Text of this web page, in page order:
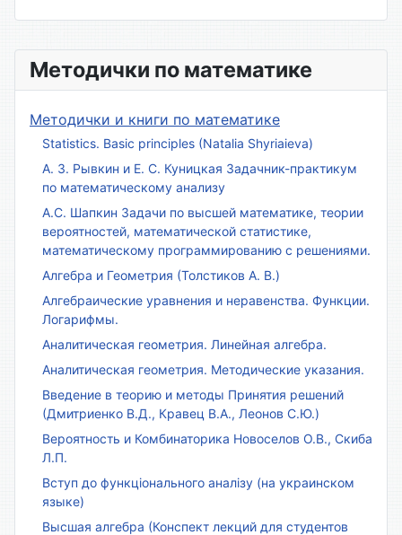
Методички по математике
Методички и книги по математике
Statistics. Basic principles (Natalia Shyriaieva)
А. З. Рывкин и Е. С. Куницкая Задачник-практикум
по математическому анализу
А.С. Шапкин Задачи по высшей математике, теории
вероятностей, математической статистике,
математическому программированию с решениями.
Алгебра и Геометрия (Толстиков А. В.)
Алгебраические уравнения и неравенства. Функции.
Логарифмы.
Аналитическая геометрия. Линейная алгебра.
Аналитическая геометрия. Методические указания.
Введение в теорию и методы Принятия решений
(Дмитриенко В.Д., Кравец В.А., Леонов С.Ю.)
Вероятность и Комбинаторика Новоселов О.В., Скиба
Л.П.
Вступ до функціонального аналізу (на украинском
языке)
Высшая алгебра (Конспект лекций для студентов